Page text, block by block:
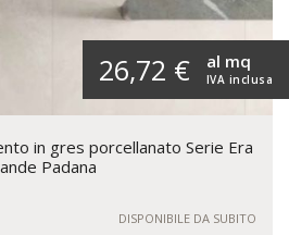
26,72 € IVA inclusa
al mq
in gres porcellanato Serie Era
Padana
DISPONIBILE DA SUBITO